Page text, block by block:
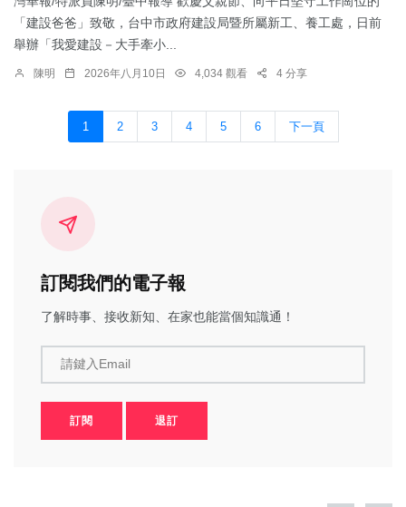
「建設爸爸」致敬，台中市政府建設局暨所屬新工、養工處，日前
舉辦「我愛建設－大手牽小...
陳明 2026年八月10日 4,034 觀看 4 分享
1 2 3 4 5 6 下一頁
訂閱我們的電子報
了解時事、接收新知、在家也能當個知識通！
請鍵入Email
訂閱 退訂